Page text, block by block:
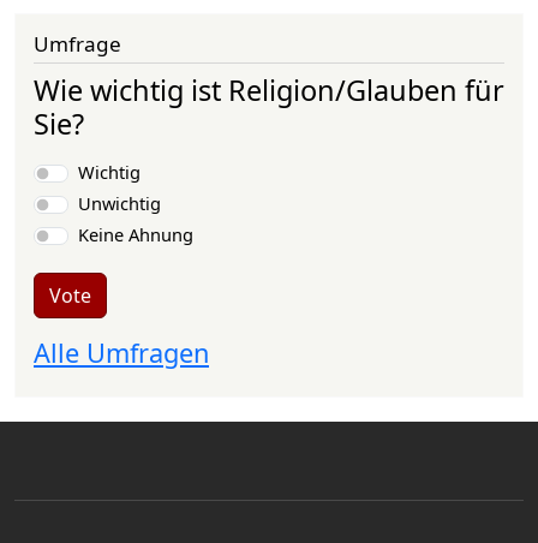
Umfrage
Wie wichtig ist Religion/Glauben für
Sie?
Choices
Wichtig
Unwichtig
Keine Ahnung
Vote
Alle Umfragen